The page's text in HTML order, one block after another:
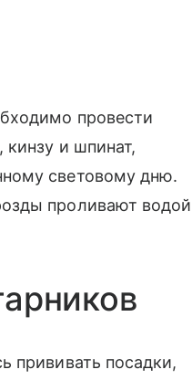
провести
кинзу и шпинат,
световому дню.
проливают водой
прививать посадки,